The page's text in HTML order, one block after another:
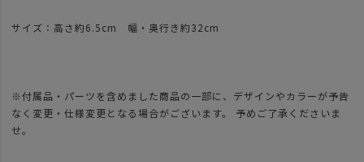
サイズ：高さ約6.5cm 幅・奥行き約32cm
※付属品・パーツを含めました商品の一部に、デザインやカラーが予告
なく変更・仕様変更となる場合がございます。 予めご了承くださいま
せ。